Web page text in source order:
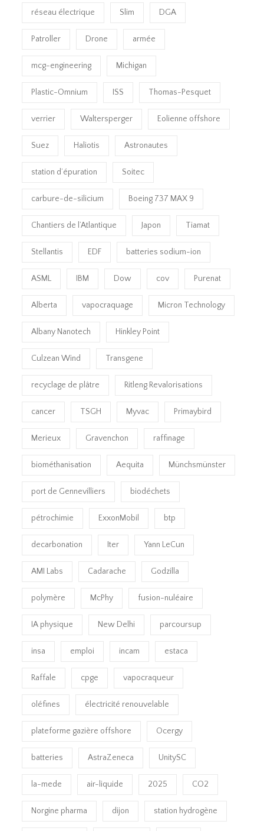
réseau électrique Slim DGA
Patroller Drone armée
mcg-engineering Michigan
Plastic-Omnium ISS Thomas-Pesquet
verrier Waltersperger Eolienne offshore
Suez Haliotis Astronautes
station d’épuration Soitec
carbure-de-silicium Boeing 737 MAX 9
Chantiers de l’Atlantique Japon Tiamat
Stellantis EDF batteries sodium-ion
ASML IBM Dow cov Purenat
Alberta vapocraquage Micron Technology
Albany Nanotech Hinkley Point
Culzean Wind Transgene
recyclage de plâtre Ritleng Revalorisations
cancer TSGH Myvac Primaybird
Merieux Gravenchon raffinage
biométhanisation Aequita Münchsmünster
port de Gennevilliers biodéchets
pétrochimie ExxonMobil btp
decarbonation Iter Yann LeCun
AMI Labs Cadarache Godzilla
polymère McPhy fusion-nuléaire
IA physique New Delhi parcoursup
insa emploi incam estaca
Raffale cpge vapocraqueur
oléfines électricité renouvelable
plateforme gazière offshore Ocergy
batteries AstraZeneca UnitySC
la-mede air-liquide 2025 CO2
Norgine pharma dijon station hydrogène